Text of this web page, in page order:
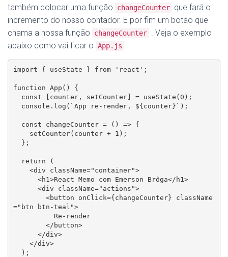
também colocar uma função
changeCounter que fará o
incremento do nosso contador. E por fim um botão que
chama a nossa função
changeCounter . Veja o exemplo
abaixo como vai ficar o App.js .
import { useState } from 'react';
function App() {
="btn btn-teal">